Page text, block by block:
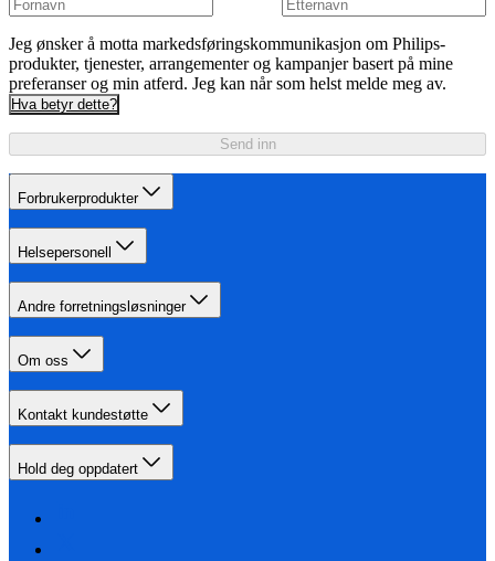
Jeg ønsker å motta markedsføringskommunikasjon om Philips-
produkter, tjenester, arrangementer og kampanjer basert på mine
preferanser og min atferd. Jeg kan når som helst melde meg av.
Hva betyr dette?
Send inn
Forbrukerprodukter
Helsepersonell
Andre forretningsløsninger
Om oss
Kontakt kundestøtte
Hold deg oppdatert